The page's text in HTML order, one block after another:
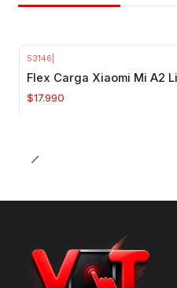
53146
Flex Carga Xiaomi Mi A2
$17.990